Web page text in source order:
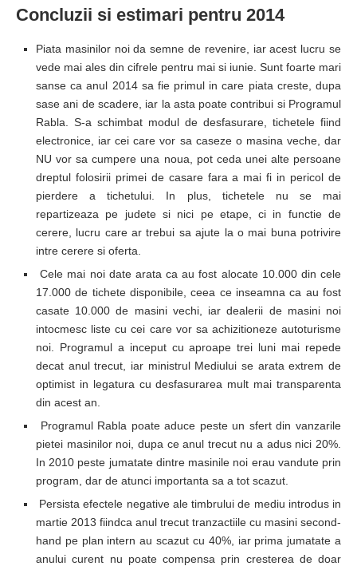
Concluzii si estimari pentru 2014
Piata masinilor noi da semne de revenire, iar acest lucru se
vede mai ales din cifrele pentru mai si iunie. Sunt foarte mari
sanse ca anul 2014 sa fie primul in care piata creste, dupa
sase ani de scadere, iar la asta poate contribui si Programul
Rabla. S-a schimbat modul de desfasurare, tichetele fiind
electronice, iar cei care vor sa caseze o masina veche, dar
NU vor sa cumpere una noua, pot ceda unei alte persoane
dreptul folosirii primei de casare fara a mai fi in pericol de
pierdere a tichetului. In plus, tichetele nu se mai
repartizeaza pe judete si nici pe etape, ci in functie de
cerere, lucru care ar trebui sa ajute la o mai buna potrivire
intre cerere si oferta.
Cele mai noi date arata ca au fost alocate 10.000 din cele
17.000 de tichete disponibile, ceea ce inseamna ca au fost
casate 10.000 de masini vechi, iar dealerii de masini noi
intocmesc liste cu cei care vor sa achizitioneze autoturisme
noi. Programul a inceput cu aproape trei luni mai repede
decat anul trecut, iar ministrul Mediului se arata extrem de
optimist in legatura cu desfasurarea mult mai transparenta
din acest an.
Programul Rabla poate aduce peste un sfert din vanzarile
pietei masinilor noi, dupa ce anul trecut nu a adus nici 20%.
In 2010 peste jumatate dintre masinile noi erau vandute prin
program, dar de atunci importanta sa a tot scazut.
Persista efectele negative ale timbrului de mediu introdus in
martie 2013 fiindca anul trecut tranzactiile cu masini second-
hand pe plan intern au scazut cu 40%, iar prima jumatate a
anului curent nu poate compensa prin cresterea de doar